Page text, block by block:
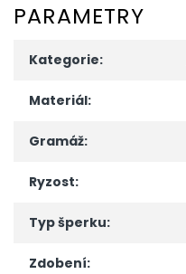
PARAMETRY
Kategorie:
Materiál:
Gramáž:
Ryzost:
Typ šperku:
Zdobení: